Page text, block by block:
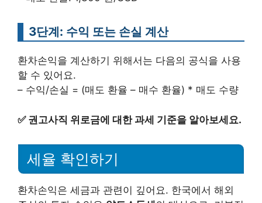
3단계: 수익 또는 손실 계산
환차손익을 계산하기 위해서는 다음의 공식을 사용
할 수 있어요.
– 수익/손실 = (매도 환율 – 매수 환율) * 매도 수량
✅ 권고사직 위로금에 대한 과세 기준을 알아보세요.
세율 확인하기
환차손익은 세금과 관련이 깊어요. 한국에서 해외